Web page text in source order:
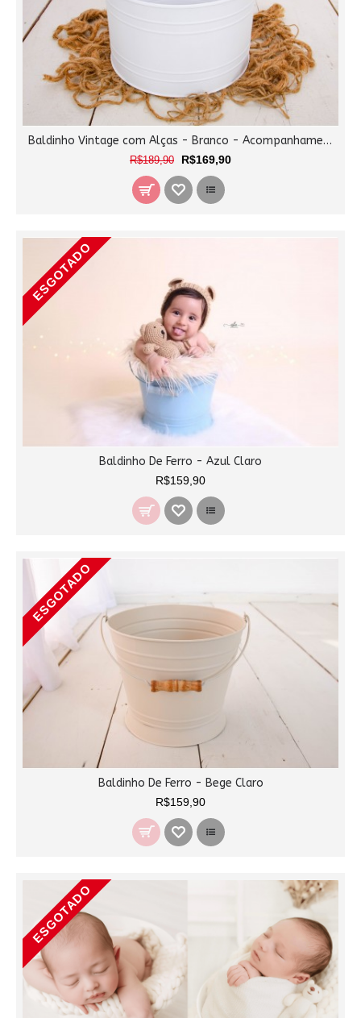
Baldinho Vintage com Alças - Branco - Acompanhamento
R$189,90 R$169,90
ESGOTADO
Baldinho De Ferro - Azul Claro
R$159,90
ESGOTADO
Baldinho De Ferro - Bege Claro
R$159,90
ESGOTADO